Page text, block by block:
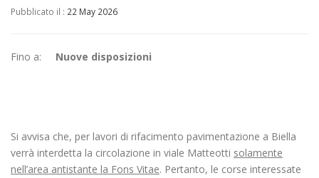
Pubblicato il : 22 May 2026
Fino a: Nuove disposizioni
Si avvisa che, per lavori di rifacimento pavimentazione a Biella
verrà interdetta la circolazione in viale Matteotti solamente
nell’area antistante la Fons Vitae. Pertanto, le corse interessate